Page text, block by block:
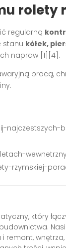
rolety
regularną
stanu kółek,
napraw [1][4] .
pracą,
najczestszych-
rzymskiej-
który
remont,